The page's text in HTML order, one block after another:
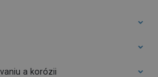
a korózii